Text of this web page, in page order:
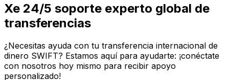
Xe 24/5 soporte experto global de
transferencias
¿Necesitas ayuda con tu transferencia internacional de
dinero SWIFT? Estamos aquí para ayudarte: ¡conéctate
con nosotros hoy mismo para recibir apoyo
personalizado!